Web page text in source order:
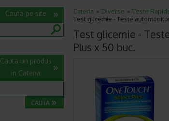
Catena Diverse
Teste
Test glicemie - Teste
Test glicemie -
Plus x 50 buc.
Cauta pe site
Cauta un produs
in Catena